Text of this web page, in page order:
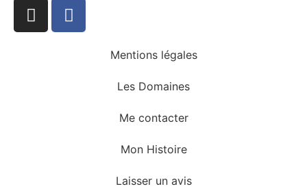
Mentions légales
Les Domaines
Me contacter
Mon Histoire
Laisser un avis